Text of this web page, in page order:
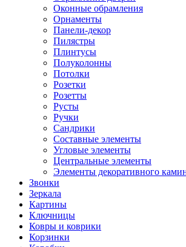
Оконные обрамления
Орнаменты
Панели-декор
Пилястры
Плинтусы
Полуколонны
Потолки
Розетки
Розетты
Русты
Ручки
Сандрики
Составные элементы
Угловые элементы
Центральные элементы
Элементы декоративного
Звонки
Зеркала
Картины
Ключницы
Ковры и коврики
Корзинки